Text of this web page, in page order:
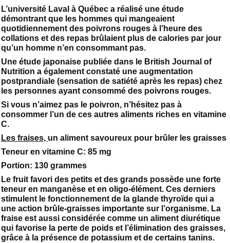
L’université Laval à Québec a réalisé une étude
démontrant que les hommes qui mangeaient
quotidiennement des poivrons rouges à l’heure des
collations et des repas brûlaient plus de calories par jour
qu’un homme n’en consommant pas.
Une étude japonaise publiée dans le British Journal of
Nutrition a également constaté une augmentation
postprandiale (sensation de satiété après les repas) chez
les personnes ayant consommé des poivrons rouges.
Si vous n’aimez pas le poivron, n’hésitez pas à
consommer l’un de ces autres aliments riches en vitamine
C.
Les fraises, un aliment savoureux pour brûler les graisses
Teneur en vitamine C: 85 mg
Portion: 130 grammes
Le fruit favori des petits et des grands possède une forte
teneur en manganèse et en oligo-élément. Ces derniers
stimulent le fonctionnement de la glande thyroïde qui a
une action brûle-graisses importante sur l’organisme. La
fraise est aussi considérée comme un aliment diurétique
qui favorise la perte de poids et l’élimination des graisses,
grâce à la présence de potassium et de certains tanins.